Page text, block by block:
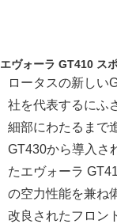
エヴォーラ GT410 ス
ロータスの新しい
社を代表するにふ
細部にわたるまで
GT430から導入さ
たエヴォーラ
の空力性能を兼ね
改良されたフロン